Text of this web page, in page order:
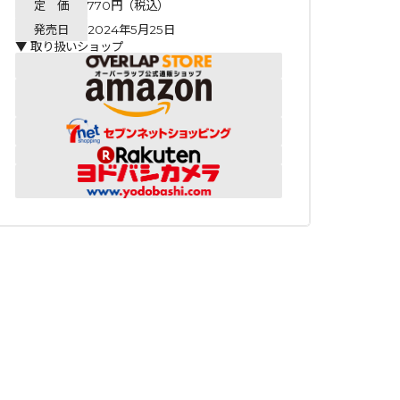
定 価
770円（税込）
発売日
2024年5月25日
▼ 取り扱いショップ